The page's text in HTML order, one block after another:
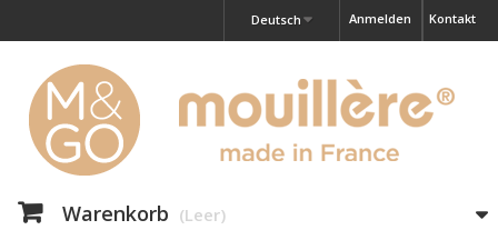
Kontakt
Anmelden
Deutsch
Warenkorb (Leer)